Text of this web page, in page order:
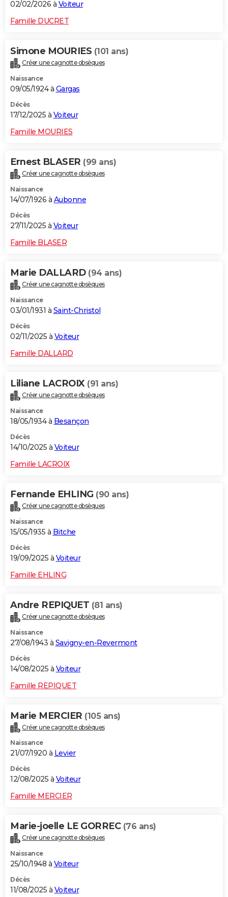
02/02/2026 à Voiteur
Famille DUCRET
Simone MOURIES (101 ans)
Créer une cagnotte obsèques
Naissance
09/05/1924 à Gargas
Décès
17/12/2025 à Voiteur
Famille MOURIES
Ernest BLASER (99 ans)
Créer une cagnotte obsèques
Naissance
14/07/1926 à Aubonne
Décès
27/11/2025 à Voiteur
Famille BLASER
Marie DALLARD (94 ans)
Créer une cagnotte obsèques
Naissance
03/01/1931 à Saint-Christol
Décès
02/11/2025 à Voiteur
Famille DALLARD
Liliane LACROIX (91 ans)
Créer une cagnotte obsèques
Naissance
18/05/1934 à Besançon
Décès
14/10/2025 à Voiteur
Famille LACROIX
Fernande EHLING (90 ans)
Créer une cagnotte obsèques
Naissance
15/05/1935 à Bitche
Décès
19/09/2025 à Voiteur
Famille EHLING
Andre REPIQUET (81 ans)
Créer une cagnotte obsèques
Naissance
27/08/1943 à Savigny-en-Revermont
Décès
14/08/2025 à Voiteur
Famille REPIQUET
Marie MERCIER (105 ans)
Créer une cagnotte obsèques
Naissance
21/07/1920 à Levier
Décès
12/08/2025 à Voiteur
Famille MERCIER
Marie-joelle LE GORREC (76 ans)
Créer une cagnotte obsèques
Naissance
25/10/1948 à Voiteur
Décès
11/08/2025 à Voiteur